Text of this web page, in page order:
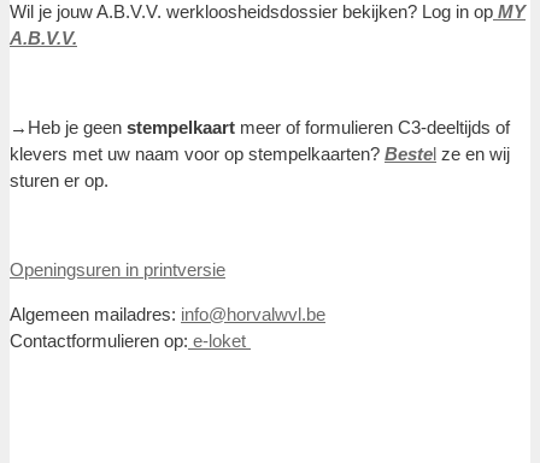
Wil je jouw A.B.V.V. werkloosheidsdossier bekijken? Log in op MY
A.B.V.V.
→Heb je geen stempelkaart meer of formulieren C3-deeltijds of
klevers met uw naam voor op stempelkaarten? Bestel ze en wij
sturen er op.
Openingsuren in printversie
Algemeen mailadres: info@horvalwvl.be
Contactformulieren op: e-loket